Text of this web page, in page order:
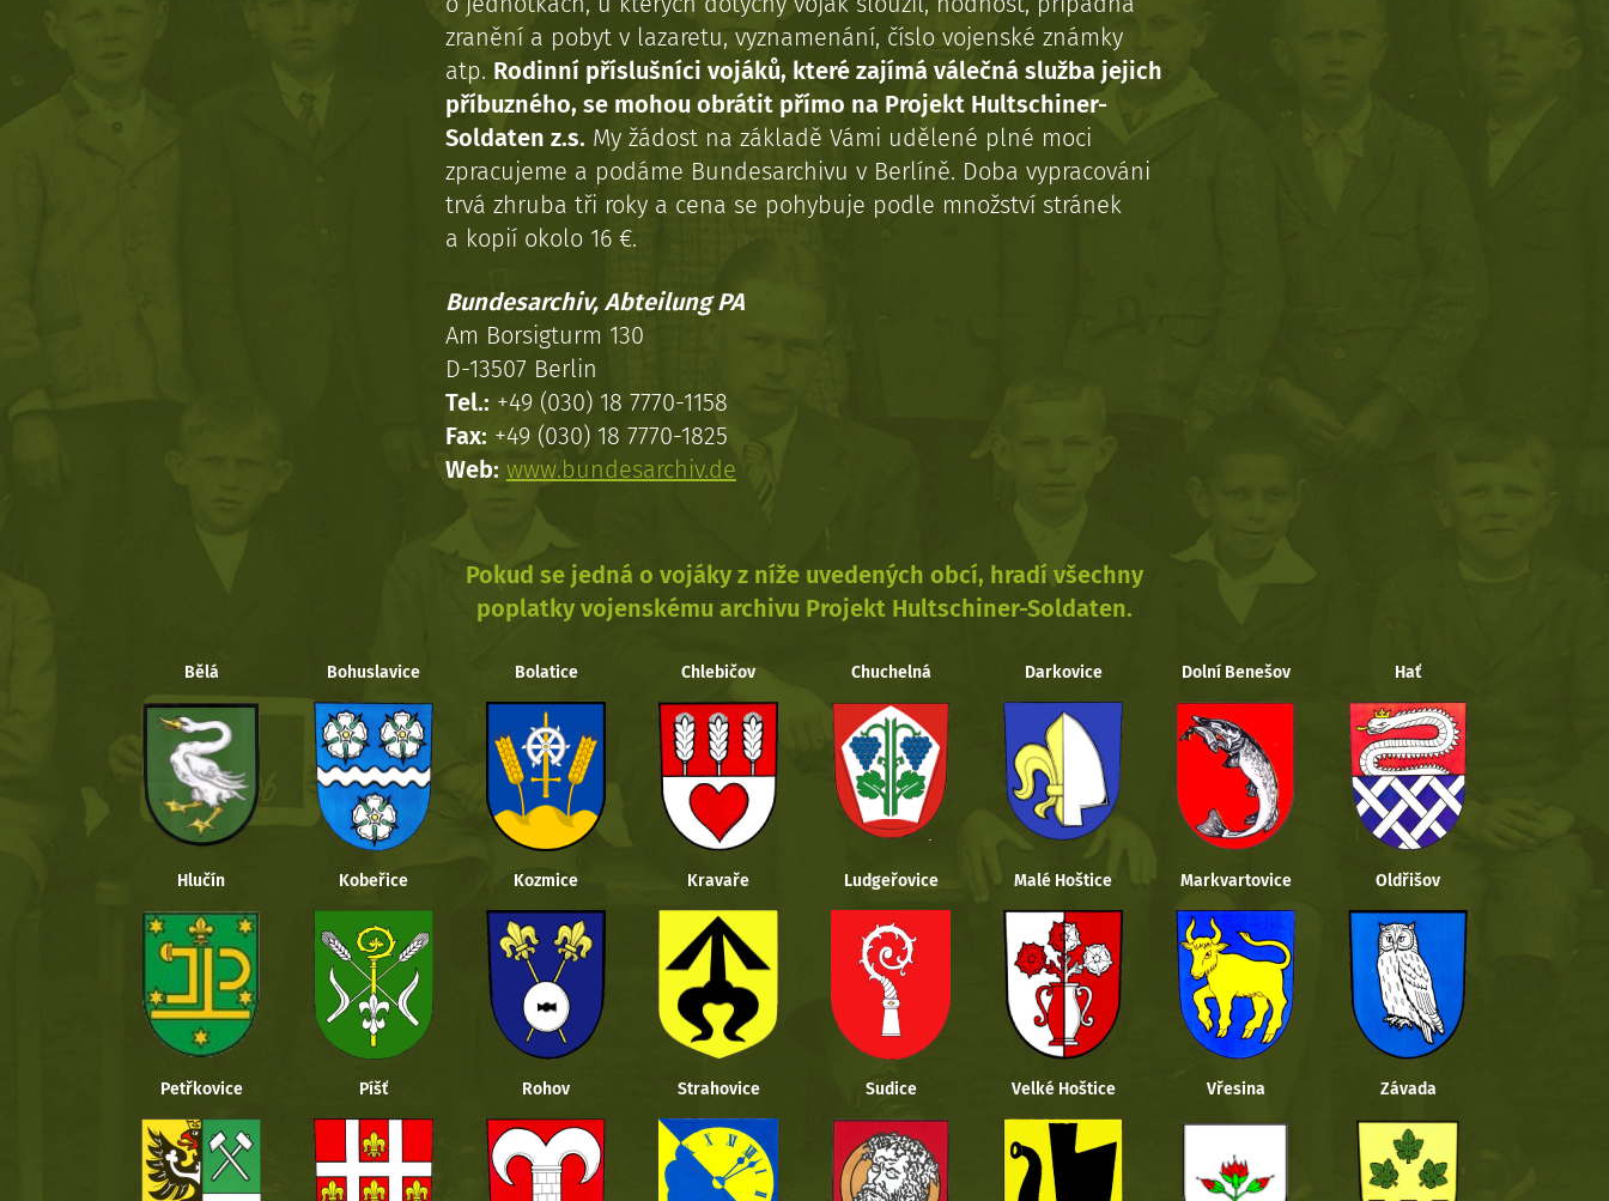
zranění a pobyt v lazaretu, vyznamenání, číslo vojenské známky
atp. Rodinní příslušníci vojáků, které zajímá válečná služba jejich
příbuzného, se mohou obrátit přímo na Projekt Hultschiner-
Soldaten z.s. My žádost na základě Vámi udělené plné moci
zpracujeme a podáme Bundesarchivu v Berlíně. Doba vypracováni
trvá zhruba tři roky a cena se pohybuje podle množství stránek
a kopií okolo 16 €.
Bundesarchiv, Abteilung PA
Am Borsigturm 130
D-13507 Berlin
Tel.: +49 (030) 18 7770-1158
Fax: +49 (030) 18 7770-1825
Web: www.bundesarchiv.de
Pokud se jedná o vojáky z níže uvedených obcí, hradí všechny
poplatky vojenskému archivu Projekt Hultschiner-Soldaten.
Bělá Bohuslavice Bolatice Chlebičov Chuchelná Darkovice Dolní Benešov Hať
Hlučín Kobeřice Kozmice Kravaře Ludgeřovice Malé Hoštice Markvartovice Oldřišov
Petřkovice Píšť Rohov Strahovice Sudice Velké Hoštice Vřesina Závada